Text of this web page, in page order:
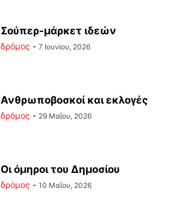
Σούπερ-μάρκετ ιδεών
δρόμος - 7 Ιουνίου, 2026
Ανθρωποβοσκοί και εκλογές
δρόμος - 29 Μαΐου, 2026
Οι όμηροι του Δημοσίου
δρόμος - 10 Μαΐου, 2026